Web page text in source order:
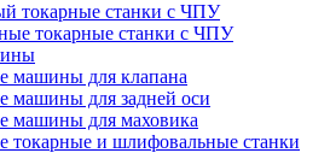
токарные станки с ЧПУ
токарные станки с ЧПУ
машины для клапана
машины для задней оси
машины для маховика
токарные и шлифовальные станки